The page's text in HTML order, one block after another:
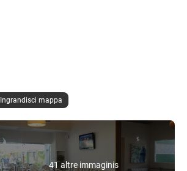
Ingrandisci mappa
41 altre immaginis